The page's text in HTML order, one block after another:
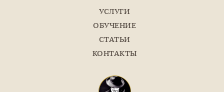
УСЛУГИ
ОБУЧЕНИЕ
СТАТЬИ
КОНТАКТЫ